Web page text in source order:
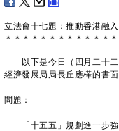
立法會十七題：推動香港融
＊ ＊ ＊ ＊ ＊ ＊ ＊ ＊ ＊ ＊ ＊ ＊ ＊
以下是今日（四月二十二
經濟發展局局長丘應樺的書面
問題：
「十五五」規劃進一步強